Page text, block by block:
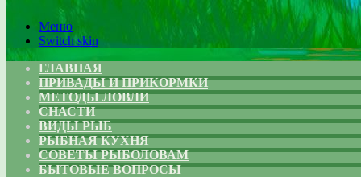
Меню
Switch skin
ГЛАВНАЯ
ПРИВАДЫ И ПРИКОРМКИ
МЕТОДЫ ЛОВЛИ
СНАСТИ
ВИДЫ РЫБ
РЫБНАЯ КУХНЯ
СОВЕТЫ РЫБОЛОВАМ
БЫТОВЫЕ ВОПРОСЫ